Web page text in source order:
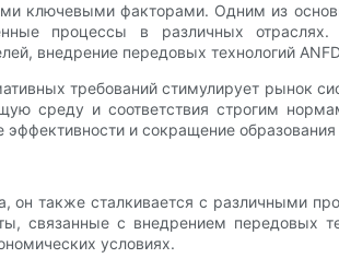
ключевыми факторами. Одним из
процессы в различных
внедрение передовых технологий
требований стимулирует рынок
среду и соответствия строгим
и сокращение образования
он также сталкивается с различными
связанные с внедрением передовых
условиях.